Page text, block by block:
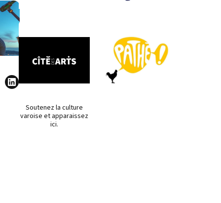
Soutenez la culture
varoise et apparaissez
ici.